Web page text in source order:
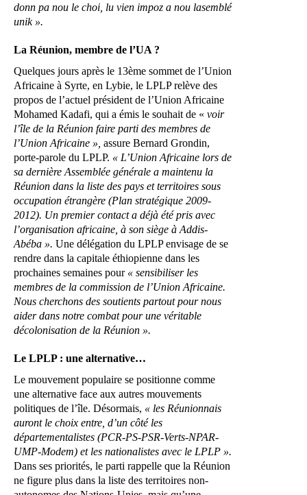
donn pa nou le choi, lu vien impoz a nou lasemblé
unik ».
La Réunion, membre de l’UA ?
Quelques jours après le 13ème sommet de l’Union
Africaine à Syrte, en Lybie, le LPLP relève des
propos de l’actuel président de l’Union Africaine
Mohamed Kadafi, qui a émis le souhait de « voir
l’île de la Réunion faire parti des membres de
l’Union Africaine », assure Bernard Grondin,
porte-parole du LPLP. « L’Union Africaine lors de
sa dernière Assemblée générale a maintenu la
Réunion dans la liste des pays et territoires sous
occupation étrangère (Plan stratégique 2009-
2012). Un premier contact a déjà été pris avec
l’organisation africaine, à son siège à Addis-
Abéba ». Une délégation du LPLP envisage de se
rendre dans la capitale éthiopienne dans les
prochaines semaines pour « sensibiliser les
membres de la commission de l’Union Africaine.
Nous cherchons des soutients partout pour nous
aider dans notre combat pour une véritable
décolonisation de la Réunion ».
Le LPLP : une alternative…
Le mouvement populaire se positionne comme
une alternative face aux autres mouvements
politiques de l’île. Désormais, « les Réunionnais
auront le choix entre, d’un côté les
départementalistes (PCR-PS-PSR-Verts-NPAR-
UMP-Modem) et les nationalistes avec le LPLP ».
Dans ses priorités, le parti rappelle que la Réunion
ne figure plus dans la liste des territoires non-